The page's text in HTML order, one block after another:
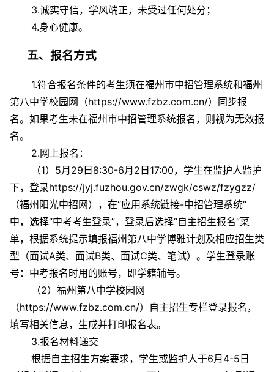
3.诚实守信，学风端正，未受过任何处分；
4.身心健康。
五、报名方式
1.符合报名条件的考生须在福州市中招管理系统和福州
第八中学校园网（https://www.fzbz.com.cn/）同步报
名。如果考生未在福州市中招管理系统报名，则视为无效报
名。
2.网上报名：
（1）5月29日8:30-6月2日17:00，学生在监护人监护
下，登录https://jyj.fuzhou.gov.cn/zwgk/cswz/fzygzz/
（福州阳光中招网），在“应用系统链接-中招管理系统”
中，选择“中考考生登录”，登录后选择“自主招生报名”菜
单，根据系统提示填报福州第八中学博雅计划及相应招生类
型（面试A类、面试B类、面试C类、笔试）。学生登录账
号：中考报名时用的账号，即学籍辅号。
（2）福州第八中学校园网
（https://www.fzbz.com.cn/）自主招生专栏登录报名，
填写相关信息，生成并打印报名表。
3.报名材料递交
根据自主招生方案要求，学生或监护人于6月4-5日